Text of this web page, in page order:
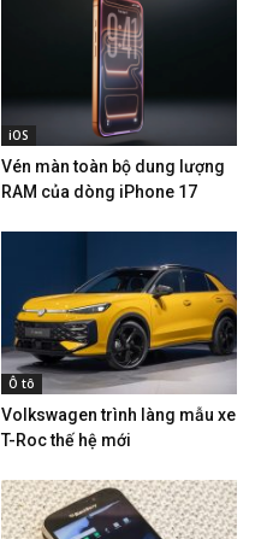
iOS
Vén màn toàn bộ dung lượng
RAM của dòng iPhone 17
Ô tô
Volkswagen trình làng mẫu xe
T-Roc thế hệ mới